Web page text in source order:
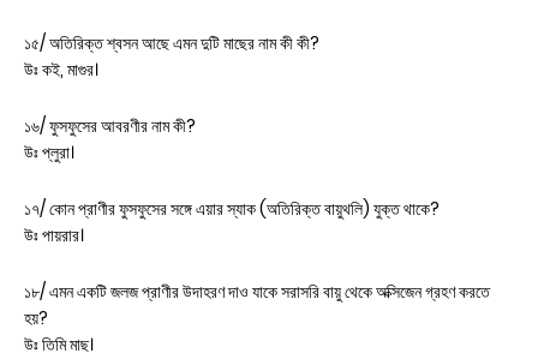
১৫/ অতিরিক্ত শ্বসন আছে এমন দুটি মাছের নাম কী কী?
উঃ ক‌ই, মাগুর।
১৬/ ফুসফুসের আবরণীর নাম কী?
উঃ প্লুরা।
১৭/ কোন প্রাণীর ফুসফুসের সঙ্গে এয়ার স্যাক (অতিরিক্ত বায়ুথলি) যুক্ত থাকে?
উঃ পায়রার।
১৮/ এমন একটি জলজ প্রাণীর উদাহরণ দাও যাকে সরাসরি বায়ু থেকে অক্সিজেন গ্রহণ করতে
হয়?
উঃ তিমি মাছ।